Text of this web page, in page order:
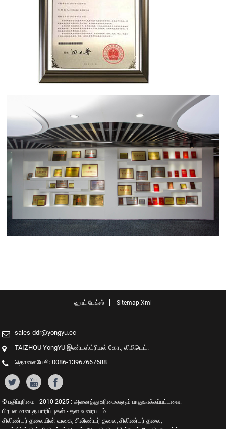
ஹாட் டேக்ஸ் Sitemap.xml
sales-ddr@yongyu.cc
TAIZHOU YongYU இண்டஸ்ட்ரியல் கோ., லிமிடெட்.
தொலைபேசி: 0086-13967667688
© பதிப்புரிமை - 2010-2025 : அனைத்து உரிமைகளும் பாதுகாக்கப்பட்டவை.
பிரபலமான தயாரிப்புகள் -தள வரைபடம்
சிலிண்டர் தலையின் வகை,சிலிண்டர் தலை,சிலிண்டர் தலை,